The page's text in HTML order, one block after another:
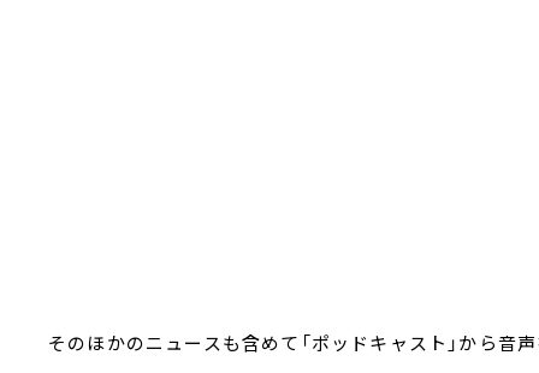
そのほかのニュースも含めて「ポッドキャスト」から音